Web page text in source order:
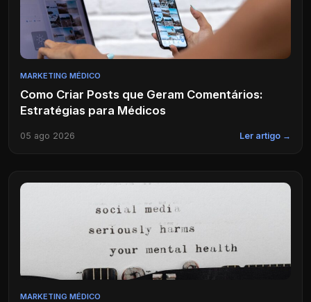
MARKETING MÉDICO
Como Criar Posts que Geram Comentários:
Estratégias para Médicos
05 ago 2026 Ler artigo →
MARKETING MÉDICO